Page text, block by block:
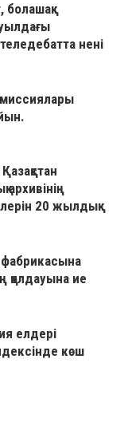
нені
архивінің
20 жылдық
қолдауына ие
елдері
көш